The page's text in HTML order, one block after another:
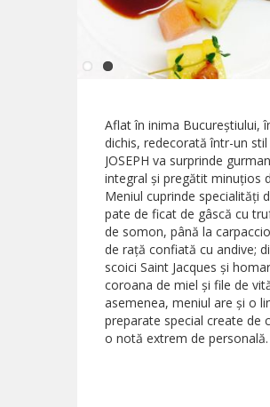
Aflat în inima Bucureștiului,
dichis, redecorată într-un
JOSEPH va surprinde
integral și pregătit minuțios
Meniul cuprinde specialități
pate de ficat de gâscă cu
de somon, până la
de rață confiată cu andive;
scoici Saint Jacques și
coroana de miel și file de
asemenea, meniul are și o
preparate special create de
o notă extrem de personală.